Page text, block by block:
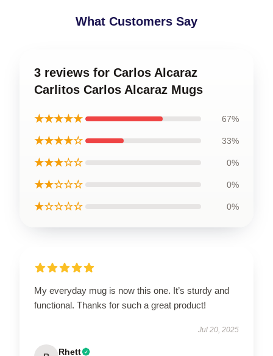
What Customers Say
3 reviews for Carlos Alcaraz
Carlitos Carlos Alcaraz Mugs
★★★★★ 67%
★★★★☆ 33%
★★★☆☆ 0%
★★☆☆☆ 0%
★☆☆☆☆ 0%
My everyday mug is now this one. It’s sturdy and
functional. Thanks for such a great product!
Jul 20, 2025
Rhett